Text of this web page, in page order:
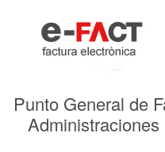
Punto General de